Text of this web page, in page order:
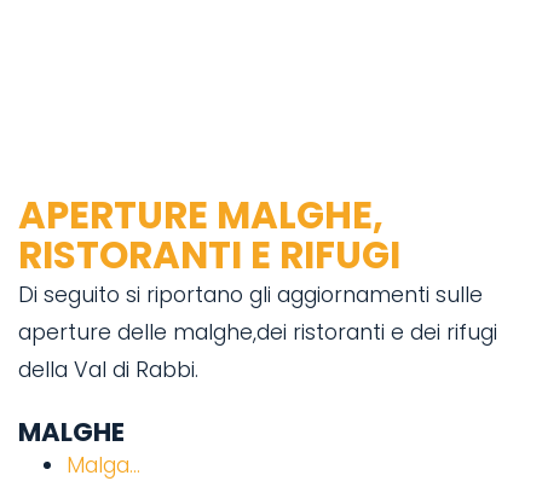
APERTURE MALGHE,
RISTORANTI E RIFUGI
Di seguito si riportano gli aggiornamenti sulle
aperture delle malghe,dei ristoranti e dei rifugi
della Val di Rabbi.
MALGHE
Malga...